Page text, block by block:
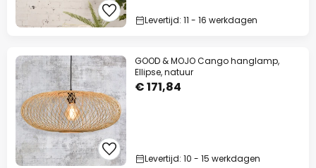
Levertijd: 11 - 16 werkdagen
GOOD & MOJO Cango hanglamp,
Ellipse, natuur
€ 171,84
Levertijd: 10 - 15 werkdagen